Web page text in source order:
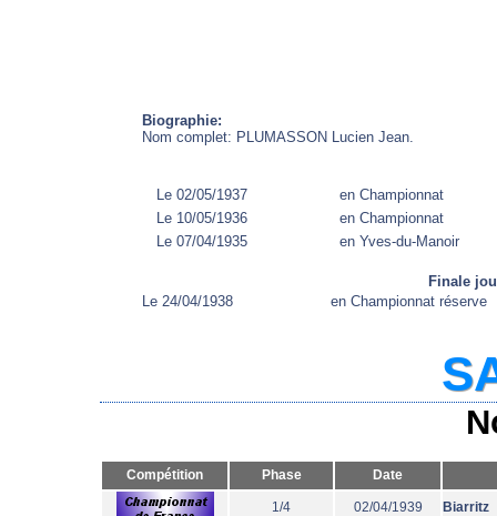
Biographie:
Nom complet: PLUMASSON Lucien Jean.
Le 02/05/1937
en Championnat
Le 10/05/1936
en Championnat
Le 07/04/1935
en Yves-du-Manoir
Finale
Le 24/04/1938
en Championnat réserve
Compétition Phase Date
1/4 02/04/1939 Biarritz